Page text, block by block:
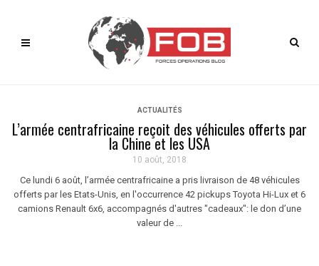
ACTUALITÉS
L’armée centrafricaine reçoit des véhicules offerts par
la Chine et les USA
10 août, 2018
Ce lundi 6 août, l’armée centrafricaine a pris livraison de 48 véhicules
offerts par les Etats-Unis, en l'occurrence 42 pickups Toyota Hi-Lux et 6
camions Renault 6x6, accompagnés d'autres "cadeaux": le don d’une
valeur de ...